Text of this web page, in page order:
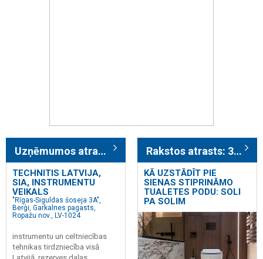
Uzņēmumos atrasts: 238
TECHNITIS LATVIJA,
SIA, INSTRUMENTU
VEIKALS
"Rīgas-Siguldas šoseja 3A",
Berģi, Garkalnes pagasts,
Ropažu nov., LV-1024
instrumentu un celtniecības
tehnikas tirdzniecība visā
Latvijā, rezerves daļas,
Rakstos atrasts: 301
KĀ UZSTĀDĪT PIE
SIENAS STIPRINĀMO
TUALETES PODU: SOLI
PA SOLIM